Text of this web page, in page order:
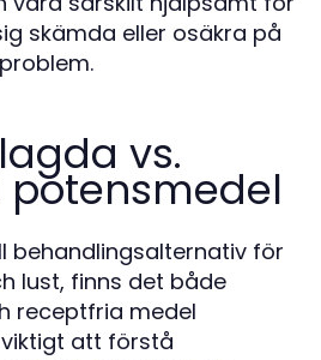
skämda eller osäkra på
vs.
behandlingsalternativ för
lust, finns det både
receptfria medel
att förstå